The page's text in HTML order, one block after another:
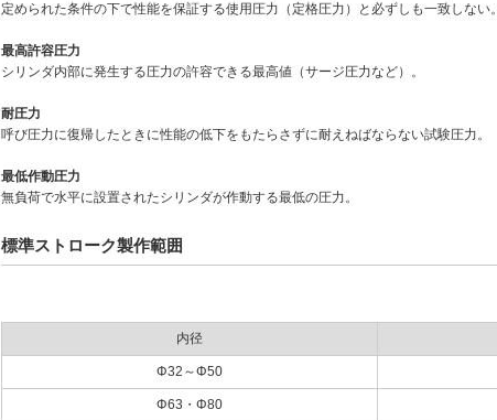
定められた条件の下で性能を保証する使用圧力（定格圧力）と必ずしも一致しない。
最高許容圧力
シリンダ内部に発生する圧力の許容できる最高値（サージ圧力など）。
耐圧力
呼び圧力に復帰したときに性能の低下をもたらさずに耐えねばならない試験圧力。
最低作動圧力
無負荷で水平に設置されたシリンダが作動する最低の圧力。
標準ストローク製作範囲
内径
Φ32～Φ50
Φ63・Φ80